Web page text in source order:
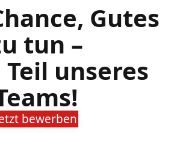
Gutes
tun –
unseres
bewerben